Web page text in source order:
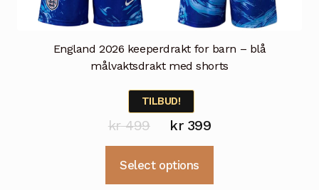
England 2026 keeperdrakt for barn – blå
målvaktsdrakt med shorts
TILBUD!
kr499
Opprinnelig
pris
var:
kr399Nåværende
pris
Select options